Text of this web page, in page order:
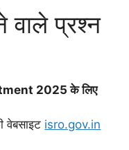
प्रश्न
2025 के लिए
वेबसाइट isro.gov.in